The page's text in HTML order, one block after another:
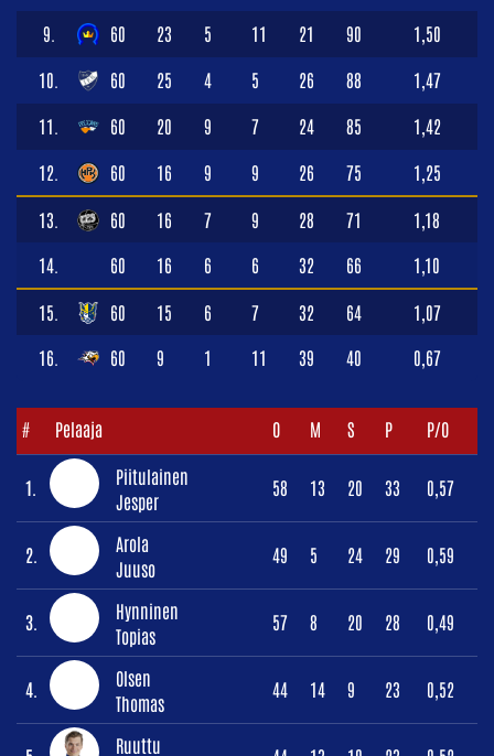
9. 60 23 5 11 21 90 1,50
10. 60 25 4 5 26 88 1,47
11. 60 20 9 7 24 85 1,42
12. 60 16 9 9 26 75 1,25
13. 60 16 7 9 28 71 1,18
14. 60 16 6 6 32 66 1,10
15. 60 15 6 7 32 64 1,07
16. 60 9 1 11 39 40 0,67
# Pelaaja O M S P P/O
1.
Piitulainen
Jesper
58 13 20 33 0,57
2.
Arola
Juuso
49 5 24 29 0,59
3.
Hynninen
Topias
57 8 20 28 0,49
4.
Olsen
Thomas
44 14 9 23 0,52
Ruuttu